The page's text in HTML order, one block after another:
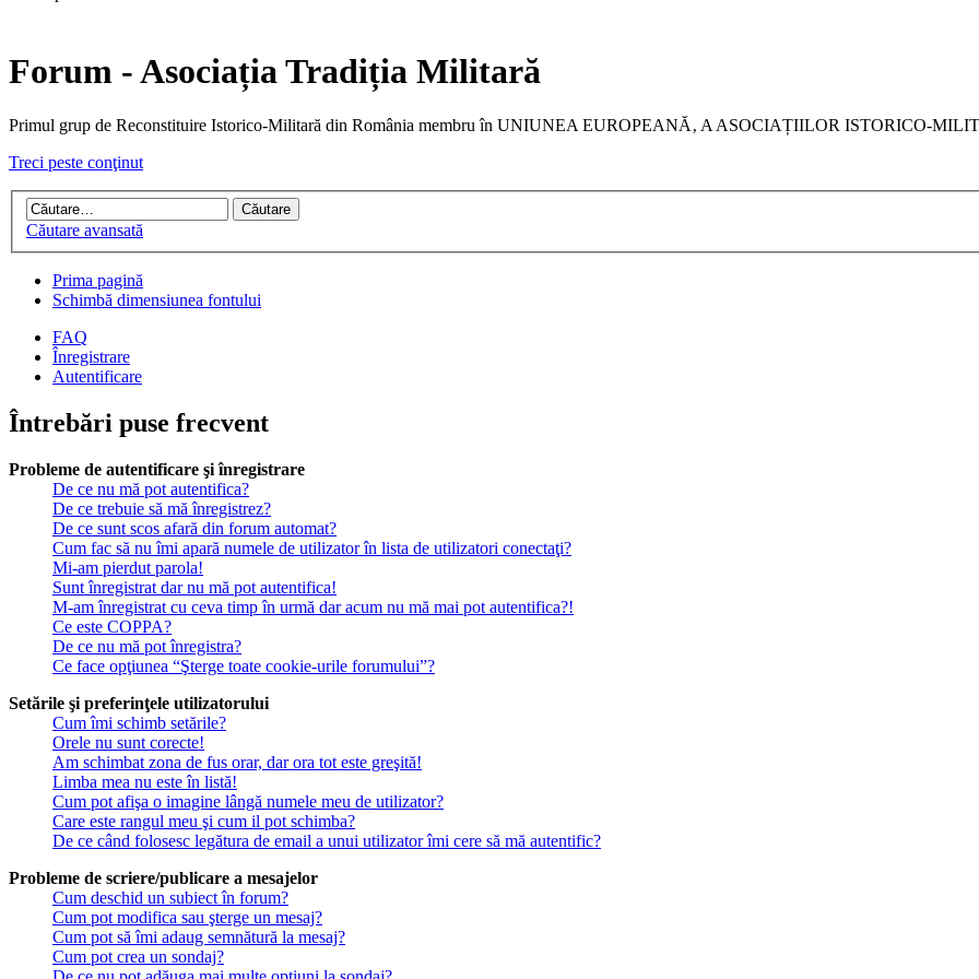
Forum - Asociația Tradiția Militară
Primul grup de Reconstituire Istorico-Militară din România membru în UNIUNEA EUROPEANĂ‚ A ASOCIAȚIILOR ISTORICO-
Treci peste conţinut
Căutare avansată
Prima pagină
Schimbă dimensiunea fontului
FAQ
Înregistrare
Autentificare
Întrebări puse frecvent
Probleme de autentificare şi înregistrare
De ce nu mă pot autentifica?
De ce trebuie să mă înregistrez?
De ce sunt scos afară din forum automat?
Cum fac să nu îmi apară numele de utilizator în lista de utilizatori conectaţi?
Mi-am pierdut parola!
Sunt înregistrat dar nu mă pot autentifica!
M-am înregistrat cu ceva timp în urmă dar acum nu mă mai pot autentifica?!
Ce este COPPA?
De ce nu mă pot înregistra?
Ce face opţiunea “Şterge toate cookie-urile forumului”?
Setările şi preferinţele utilizatorului
Cum îmi schimb setările?
Orele nu sunt corecte!
Am schimbat zona de fus orar, dar ora tot este greşită!
Limba mea nu este în listă!
Cum pot afişa o imagine lângă numele meu de utilizator?
Care este rangul meu şi cum il pot schimba?
De ce când folosesc legătura de email a unui utilizator îmi cere să mă autentific?
Probleme de scriere/publicare a mesajelor
Cum deschid un subiect în forum?
Cum pot modifica sau şterge un mesaj?
Cum pot să îmi adaug semnătură la mesaj?
Cum pot crea un sondaj?